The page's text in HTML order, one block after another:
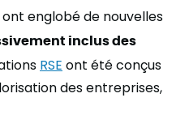
englobé de nouvelles
inclus des
RSE ont été conçus
des entreprises,